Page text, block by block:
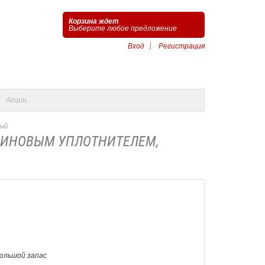
Корзина ждет
Выберите любое предложение
Вход Регистрация
Акции
УПЛОТНИТЕЛЕМ,
запас